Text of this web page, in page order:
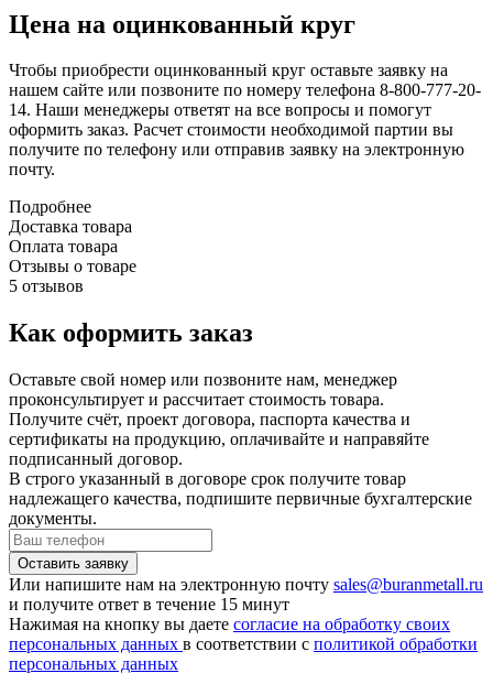
Цена на оцинкованный круг
Чтобы приобрести оцинкованный круг оставьте заявку на
нашем сайте или позвоните по номеру телефона 8-800-777-20-
14. Наши менеджеры ответят на все вопросы и помогут
оформить заказ. Расчет стоимости необходимой партии вы
получите по телефону или отправив заявку на электронную
почту.
Подробнее
Доставка товара
Оплата товара
Отзывы о товаре
5 отзывов
Как оформить заказ
Оставьте свой номер или позвоните нам, менеджер
проконсультирует и рассчитает стоимость товара.
Получите счёт, проект договора, паспорта качества и
сертификаты на продукцию, оплачивайте и направяйте
подписанный договор.
В строго указанный в договоре срок получите товар
надлежащего качества, подпишите первичные бухгалтерские
документы.
Или напишите нам на электронную почту sales@buranmetall.ru
и получите ответ в течение 15 минут
Нажимая на кнопку вы даете согласие на обработку своих
персональных данных в соответствии с политикой обработки
персональных данных